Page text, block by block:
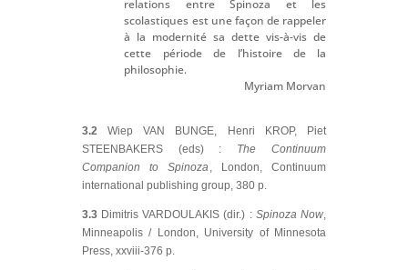
relations entre Spinoza et les
scolastiques est une façon de rappeler
à la modernité sa dette vis-à-vis de
cette période de l’histoire de la
philosophie.
Myriam Morvan
3.2Wiep VAN BUNGE, Henri KROP, Piet
STEENBAKERS (eds) : The Continuum
Companion to Spinoza , London, Continuum
international publishing group, 380 p.
3.3Dimitris VARDOULAKIS (dir.) :Spinoza Now,
Minneapolis / London, University of Minnesota
Press, xxviii-376 p.